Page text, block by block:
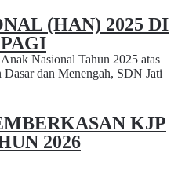
(HAN) 2025 DI
Nasional Tahun 2025 atas
dan Menengah, SDN Jati
KJP
2026